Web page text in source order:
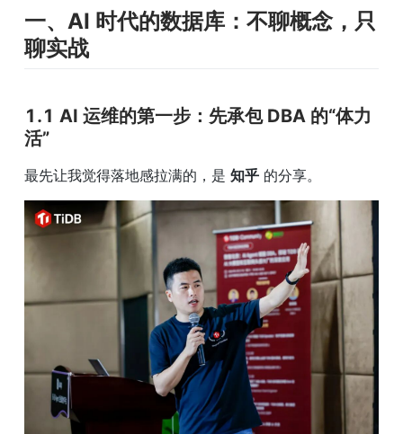
一、AI 时代的数据库：不聊概念，只
聊实战
1.1 AI 运维的第一步：先承包 DBA 的“体力
活”
最先让我觉得落地感拉满的，是 知乎 的分享。